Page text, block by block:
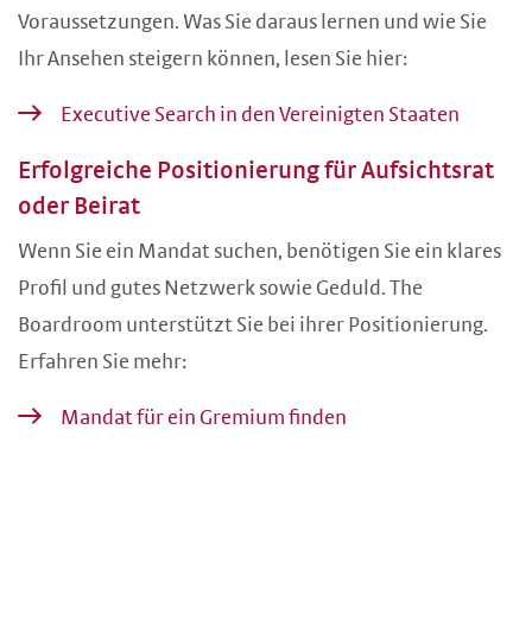
Voraussetzungen. Was Sie daraus lernen und wie Sie
Ihr Ansehen steigern können, lesen Sie hier:
Executive Search in den Vereinigten Staaten
Erfolgreiche Positionierung für Aufsichtsrat
oder Beirat
Wenn Sie ein Mandat suchen, benötigen Sie ein klares
Profil und gutes Netzwerk sowie Geduld. The
Boardroom unterstützt Sie bei ihrer Positionierung.
Erfahren Sie mehr:
Mandat für ein Gremium finden